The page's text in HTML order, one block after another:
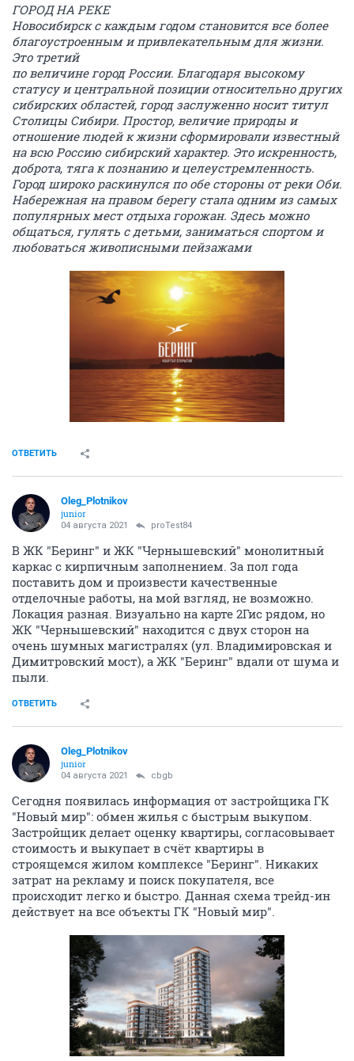
ГОРОД НА РЕКЕ
Новосибирск с каждым годом становится все более
благоустроенным и привлекательным для жизни.
Это третий
по величине город России. Благодаря высокому
статусу и центральной позиции относительно других
сибирских областей, город заслуженно носит титул
Столицы Сибири. Простор, величие природы и
отношение людей к жизни сформировали известный
на всю Россию сибирский характер. Это искренность,
доброта, тяга к познанию и целеустремленность.
Город широко раскинулся по обе стороны от реки Оби.
Набережная на правом берегу стала одним из самых
популярных мест отдыха горожан. Здесь можно
общаться, гулять с детьми, заниматься спортом и
любоваться живописными пейзажами
ОТВЕТИТЬ
Oleg_Plotnikov
junior
04 августа 2021 proTest84
В ЖК "Беринг" и ЖК "Чернышевский" монолитный
каркас с кирпичным заполнением. За пол года
поставить дом и произвести качественные
отделочные работы, на мой взгляд, не возможно.
Локация разная. Визуально на карте 2Гис рядом, но
ЖК "Чернышевский" находится с двух сторон на
очень шумных магистралях (ул. Владимировская и
Димитровский мост), а ЖК "Беринг" вдали от шума и
пыли.
ОТВЕТИТЬ
Oleg_Plotnikov
junior
04 августа 2021 cbgb
Сегодня появилась информация от застройщика ГК
"Новый мир": обмен жилья с быстрым выкупом.
Застройщик делает оценку квартиры, согласовывает
стоимость и выкупает в счёт квартиры в
строящемся жилом комплексе "Беринг". Никаких
затрат на рекламу и поиск покупателя, все
происходит легко и быстро. Данная схема трейд-ин
действует на все объекты ГК "Новый мир".